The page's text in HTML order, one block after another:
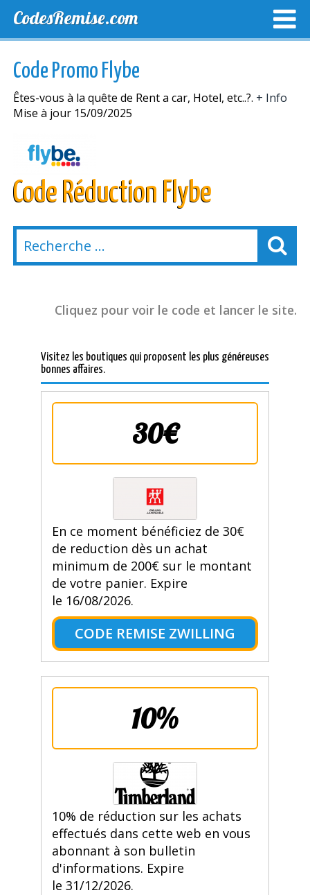
CodesRemise.com
NOUVELLES MAGASINS
Code Promo Flybe
Êtes-vous à la quête de Rent a car, Hotel, etc..?. + Info
Mise à jour 15/09/2025
Code Réduction Flybe
Cliquez pour voir le code et lancer le site.
Visitez les boutiques qui proposent les plus généreuses
bonnes affaires.
30€
En ce moment bénéficiez de 30€
de reduction dès un achat
minimum de 200€ sur le montant
de votre panier. Expire
le 16/08/2026.
CODE REMISE ZWILLING
10%
10% de réduction sur les achats
effectués dans cette web en vous
abonnant à son bulletin
d'informations. Expire
le 31/12/2026.